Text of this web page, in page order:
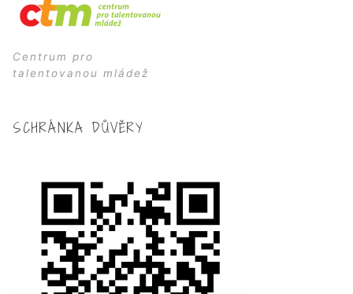
Centrum pro
talentovanou mládež
SCHRÁNKA DŮVĚRY